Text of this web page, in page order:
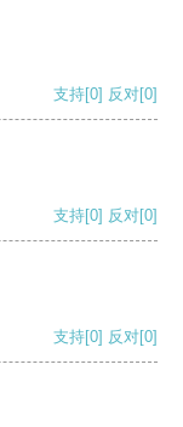
支持[0] 反对[0]
支持[0] 反对[0]
支持[0] 反对[0]